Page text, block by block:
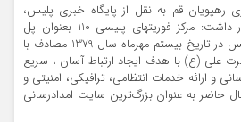
رهپویان قم به نقل از پایگاه خبری پلیس،
سرهنگ”بهادر اسماعیلی” اظهار داشت: مركز فوريتهاي پليسي 110 بعنوان پل
ارتباطي ميان شهروندان و پليس در تاريخ بیستم مهرماه سال 1379 مصادف با
علي (ع) با هدف ايجاد ارتباط آسان ، سريع
و ارائه خدمات انتظامي، ترافيكي، امنيتي و
حاضر به ‌عنوان بزرگ‌ترين سايت امدادرساني